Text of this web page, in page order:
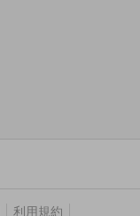
利用規約